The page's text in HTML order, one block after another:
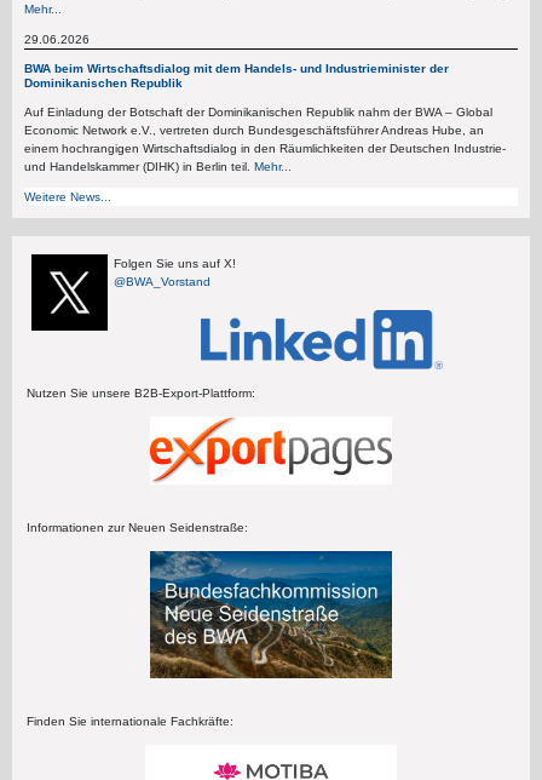
Mehr...
29.06.2026
BWA beim Wirtschaftsdialog mit dem Handels- und Industrieminister der
Dominikanischen Republik
Auf Einladung der Botschaft der Dominikanischen Republik nahm der BWA – Global
Economic Network e.V., vertreten durch Bundesgeschäftsführer Andreas Hube, an
einem hochrangigen Wirtschaftsdialog in den Räumlichkeiten der Deutschen Industrie-
und Handelskammer (DIHK) in Berlin teil. Mehr...
Weitere News...
Folgen Sie uns auf X!
@BWA_Vorstand
Nutzen Sie unsere B2B-Export-Plattform:
Informationen zur Neuen Seidenstraße:
Finden Sie internationale Fachkräfte: